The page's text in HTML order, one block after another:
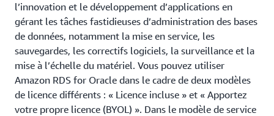
l’innovation et le développement d’applications en
gérant les tâches fastidieuses d’administration des bases
de données, notamment la mise en service, les
sauvegardes, les correctifs logiciels, la surveillance et la
mise à l’échelle du matériel. Vous pouvez utiliser
Amazon RDS for Oracle dans le cadre de deux modèles
de licence différents : « Licence incluse » et « Apportez
votre propre licence (BYOL) ». Dans le modèle de service